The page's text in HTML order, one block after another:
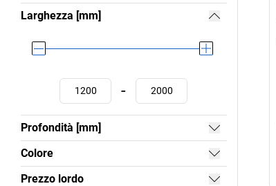
Larghezza [mm]
-
Profondità [mm]
Colore
Prezzo lordo